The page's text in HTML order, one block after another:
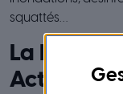
squattés…
La FRAP
Action